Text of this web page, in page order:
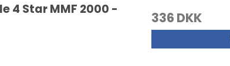
4 Star MMF 2000 -
336 DKK